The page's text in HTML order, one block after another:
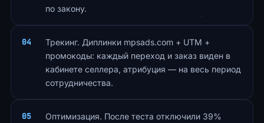
по закону.
Трекинг. Диплинки mpsads.com + UTM +
промокоды: каждый переход и заказ виден в
кабинете селлера, атрибуция — на весь период
сотрудничества.
Оптимизация. После теста отключили 39%